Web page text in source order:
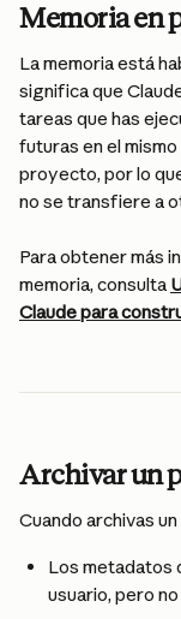
Memoria en
La memoria está
significa que
tareas que has
futuras en el
proyecto, por lo
no se transfiere a
Para obtener más
memoria, consulta
Claude para
Archivar un
Cuando archivas
Los metadatos
usuario, pero